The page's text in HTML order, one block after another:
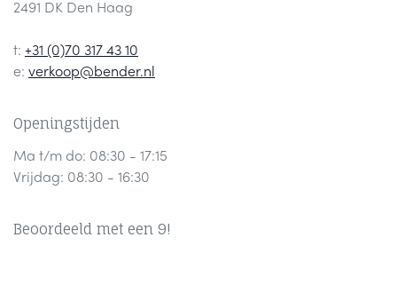
2491 DK Den Haag
t: +31 (0)70 317 43 10
e: verkoop@bender.nl
Openingstijden
Ma t/m do: 08:30 - 17:15
Vrijdag: 08:30 - 16:30
Beoordeeld met een 9!